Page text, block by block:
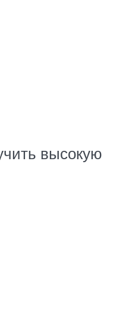
высокую